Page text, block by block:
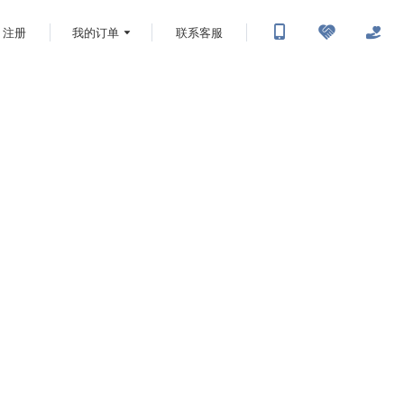
注册 我的订单 联系客服